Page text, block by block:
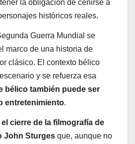
la obligación de ceñirse a
históricos reales.
Guerra Mundial se
marco de una historia de
clásico. El contexto bélico
y se refuerza esa
bélico también puede ser
entretenimiento.
cierre de la filmografía de
John Sturges que, aunque no